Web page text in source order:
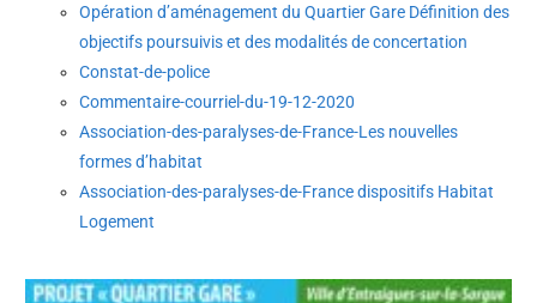
Opération d’aménagement du Quartier Gare Définition des
objectifs poursuivis et des modalités de concertation
Constat-de-police
Commentaire-courriel-du-19-12-2020
Association-des-paralyses-de-France-Les nouvelles
formes d’habitat
Association-des-paralyses-de-France dispositifs Habitat
Logement